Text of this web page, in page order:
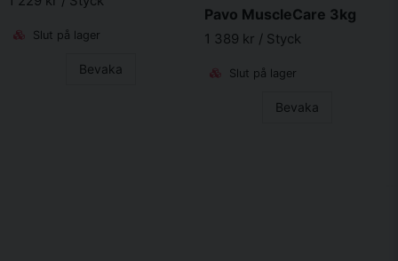
Slut på lager
Bevaka
Pavo MuscleCare 3kg
1 389 kr / Styck
Slut på lager
Bevaka